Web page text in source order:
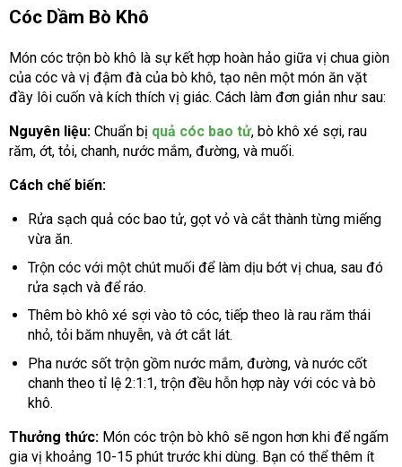
Cóc Dầm Bò Khô
Món cóc trộn bò khô là sự kết hợp hoàn hảo giữa vị chua giòn
của cóc và vị đậm đà của bò khô, tạo nên một món ăn vặt
đầy lôi cuốn và kích thích vị giác. Cách làm đơn giản như sau:
Nguyên liệu: Chuẩn bị quả cóc bao tử, bò khô xé sợi, rau
răm, ớt, tỏi, chanh, nước mắm, đường, và muối.
Cách chế biến:
Rửa sạch quả cóc bao tử, gọt vỏ và cắt thành từng miếng
vừa ăn.
Trộn cóc với một chút muối để làm dịu bớt vị chua, sau đó
rửa sạch và để ráo.
Thêm bò khô xé sợi vào tô cóc, tiếp theo là rau răm thái
nhỏ, tỏi băm nhuyễn, và ớt cắt lát.
Pha nước sốt trộn gồm nước mắm, đường, và nước cốt
chanh theo tỉ lệ 2:1:1, trộn đều hỗn hợp này với cóc và bò
khô.
Thưởng thức: Món cóc trộn bò khô sẽ ngon hơn khi để ngấm
gia vị khoảng 10-15 phút trước khi dùng. Bạn có thể thêm ít